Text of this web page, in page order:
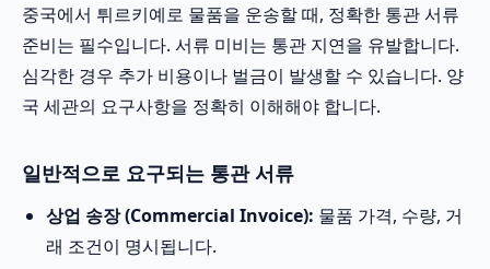
중국에서 튀르키예로 물품을 운송할 때, 정확한 통관 서류
준비는 필수입니다. 서류 미비는 통관 지연을 유발합니다.
심각한 경우 추가 비용이나 벌금이 발생할 수 있습니다. 양
국 세관의 요구사항을 정확히 이해해야 합니다.
일반적으로 요구되는 통관 서류
상업 송장 (Commercial Invoice): 물품 가격, 수량, 거
래 조건이 명시됩니다.